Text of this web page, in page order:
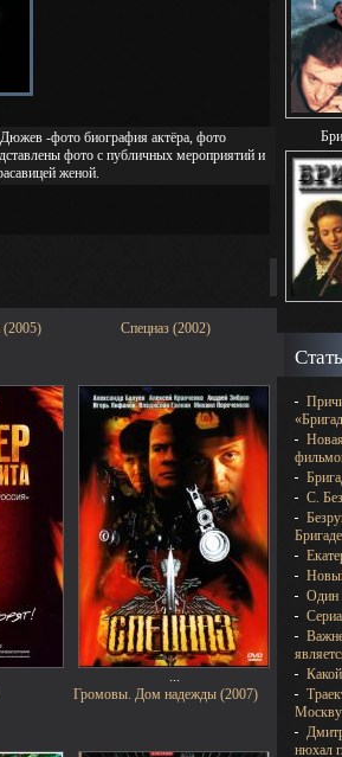
-фото биография актёра, фото
фото с публичных мероприятий и
женой.
(2005) Спецназ (2002)
...
Громовы. Дом надежды (2007)
С.
Бригаде
Один
Москву
нюхал